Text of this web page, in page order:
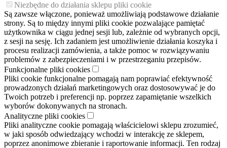
Niezbędne do działania sklepu pliki cookie
Są zawsze włączone, ponieważ umożliwiają podstawowe działanie
strony. Są to między innymi pliki cookie pozwalające pamiętać
użytkownika w ciągu jednej sesji lub, zależnie od wybranych opcji,
z sesji na sesję. Ich zadaniem jest umożliwienie działania koszyka i
procesu realizacji zamówienia, a także pomoc w rozwiązywaniu
problemów z zabezpieczeniami i w przestrzeganiu przepisów.
Funkcjonalne pliki cookies
Pliki cookie funkcjonalne pomagają nam poprawiać efektywność
prowadzonych działań marketingowych oraz dostosowywać je do
Twoich potrzeb i preferencji np. poprzez zapamiętanie wszelkich
wyborów dokonywanych na stronach.
Analityczne pliki cookies
Pliki analityczne cookie pomagają właścicielowi sklepu zrozumieć,
w jaki sposób odwiedzający wchodzi w interakcję ze sklepem,
poprzez anonimowe zbieranie i raportowanie informacji. Ten rodzaj